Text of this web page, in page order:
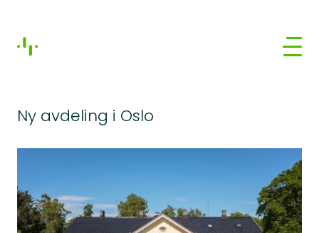
Ny avdeling i Oslo